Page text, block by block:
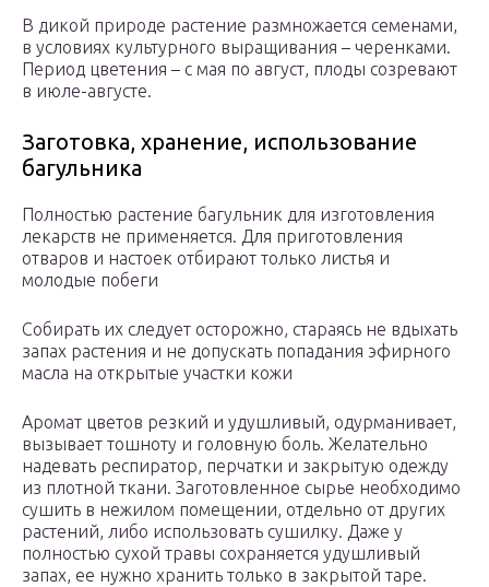
В дикой природе растение размножается семенами,
в условиях культурного выращивания – черенками.
Период цветения – с мая по август, плоды созревают
в июле-августе.
Заготовка, хранение, использование
багульника
Полностью растение багульник для изготовления
лекарств не применяется. Для приготовления
отваров и настоек отбирают только листья и
молодые побеги
Собирать их следует осторожно, стараясь не вдыхать
запах растения и не допускать попадания эфирного
масла на открытые участки кожи
Аромат цветов резкий и удушливый, одурманивает,
вызывает тошноту и головную боль. Желательно
надевать респиратор, перчатки и закрытую одежду
из плотной ткани. Заготовленное сырье необходимо
сушить в нежилом помещении, отдельно от других
растений, либо использовать сушилку. Даже у
полностью сухой травы сохраняется удушливый
запах, ее нужно хранить только в закрытой таре.